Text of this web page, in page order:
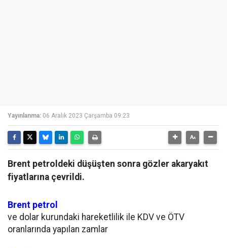
Yayınlanma: 06 Aralık 2023 Çarşamba 09:23
Brent petroldeki düşüşten sonra gözler akaryakıt
fiyatlarına çevrildi.
Brent petrol
ve dolar kurundaki hareketlilik ile KDV ve ÖTV
oranlarında yapılan zamlar